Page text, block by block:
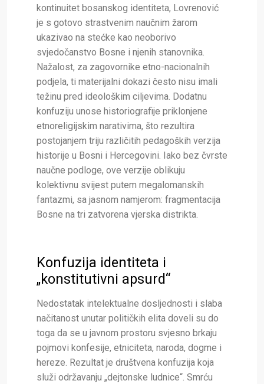
kontinuitet bosanskog identiteta, Lovrenović
je s gotovo strastvenim naučnim žarom
ukazivao na stećke kao neoborivo
svjedočanstvo Bosne i njenih stanovnika.
Nažalost, za zagovornike etno-nacionalnih
podjela, ti materijalni dokazi često nisu imali
težinu pred ideološkim ciljevima. Dodatnu
konfuziju unose historiografije priklonjene
etnoreligijskim narativima, što rezultira
postojanjem triju različitih pedagoških verzija
historije u Bosni i Hercegovini. Iako bez čvrste
naučne podloge, ove verzije oblikuju
kolektivnu svijest putem megalomanskih
fantazmi, sa jasnom namjerom: fragmentacija
Bosne na tri zatvorena vjerska distrikta.
Konfuzija identiteta i
„konstitutivni apsurd“
Nedostatak intelektualne dosljednosti i slaba
načitanost unutar političkih elita doveli su do
toga da se u javnom prostoru svjesno brkaju
pojmovi konfesije, etniciteta, naroda, dogme i
hereze. Rezultat je društvena konfuzija koja
služi održavanju „dejtonske ludnice“. Smrću